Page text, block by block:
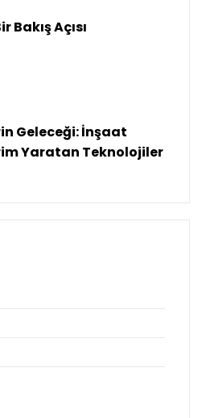
Bakış Açısı
Geleceği: İnşaat
Yaratan Teknolojiler